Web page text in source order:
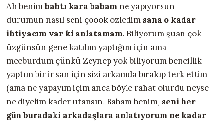
Ah benimbahtı kara babam ne yapıyorsun
durumun nasıl seni çoook özledim sana o kadar
ihtiyacım var ki anlatamam. Biliyorum şuan çok
üzgünsün gene katılım yaptığım için ama
mecburdum çünkü Zeynep yok biliyorum bencillik
yaptım bir insan için sizi arkamda bırakıp terk ettim
(ama ne yapayım içim anca böyle rahat olurdu neyse
ne diyelim kader utansın. Babam benim, seni her
gün buradaki arkadaşlara anlatıyorum ne kadar